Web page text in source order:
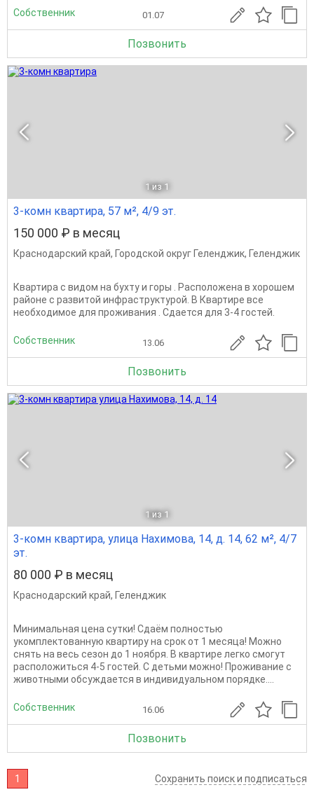
Собственник 01.07
Позвонить
1 из 1
3-комн квартира, 57 м², 4/9 эт.
150 000 ₽ в месяц
Краснодарский край, Городской округ Геленджик, Геленджик
Квартира с видом на бухту и горы . Расположена в хорошем
районе с развитой инфраструктурой. В Квартире все
необходимое для проживания . Сдается для 3-4 гостей.
Собственник 13.06
Позвонить
1 из 1
3-комн квартира, улица Нахимова, 14, д. 14, 62 м², 4/7
эт.
80 000 ₽ в месяц
Краснодарский край, Геленджик
Минимальная цена сутки! Сдаём полностью
укомплектованную квартиру на срок от 1 месяца! Можно
снять на весь сезон до 1 ноября. В квартире легко смогут
расположиться 4-5 гостей. С детьми можно! Проживание с
животными обсуждается в индивидуальном порядке....
Собственник 16.06
Позвонить
1 Сохранить поиск и подписаться